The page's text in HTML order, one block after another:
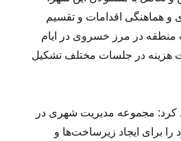
و هماهنگی اقدامات و تقسیم
منطقه در مرز خسروی در ایام
هزینه در جلسات مختلف تشکیل
منطقه ۱۳ تأکید کرد: مجموعه مدیریت شهری در
خود را برای ایجاد زیرساخت‌ها و